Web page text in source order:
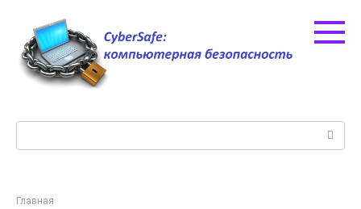
контенту
Главная